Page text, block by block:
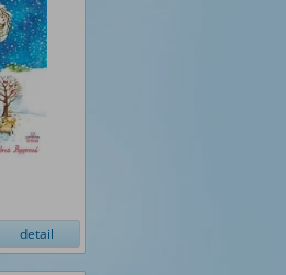
detail